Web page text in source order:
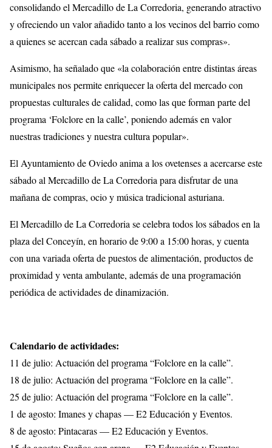
consolidando el Mercadillo de La Corredoria, generando atractivo
y ofreciendo un valor añadido tanto a los vecinos del barrio como
a quienes se acercan cada sábado a realizar sus compras».
Asimismo, ha señalado que «la colaboración entre distintas áreas
municipales nos permite enriquecer la oferta del mercado con
propuestas culturales de calidad, como las que forman parte del
programa ‘Folclore en la calle’, poniendo además en valor
nuestras tradiciones y nuestra cultura popular».
El Ayuntamiento de Oviedo anima a los ovetenses a acercarse este
sábado al Mercadillo de La Corredoria para disfrutar de una
mañana de compras, ocio y música tradicional asturiana.
El Mercadillo de La Corredoria se celebra todos los sábados en la
plaza del Conceyín, en horario de 9:00 a 15:00 horas, y cuenta
con una variada oferta de puestos de alimentación, productos de
proximidad y venta ambulante, además de una programación
periódica de actividades de dinamización.
Calendario de actividades:
11 de julio: Actuación del programa “Folclore en la calle”.
18 de julio: Actuación del programa “Folclore en la calle”.
25 de julio: Actuación del programa “Folclore en la calle”.
1 de agosto: Imanes y chapas — E2 Educación y Eventos.
8 de agosto: Pintacaras — E2 Educación y Eventos.